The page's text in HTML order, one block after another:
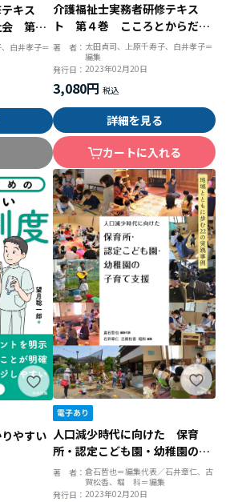
キス
第４
白井孝子＝
介護福祉士実務者研修テキス
ト 第４巻 こころとからだの
しくみ 第３版
著 者： 太田貞司、上原千寿子、白井孝子＝
編集
発行日： 2023年02月20日
3,080円
詳細を見る
カートに入れる
やすい 人口減少時代に向けた 保育
所・認定こども園・幼稚園の子
育て支援 地域とともに歩む２
２の実践事例
著 者： 倉石哲也＝編集代表／石井章仁、古
賀松香、堀 科＝編集
発行日： 2023年02月20日